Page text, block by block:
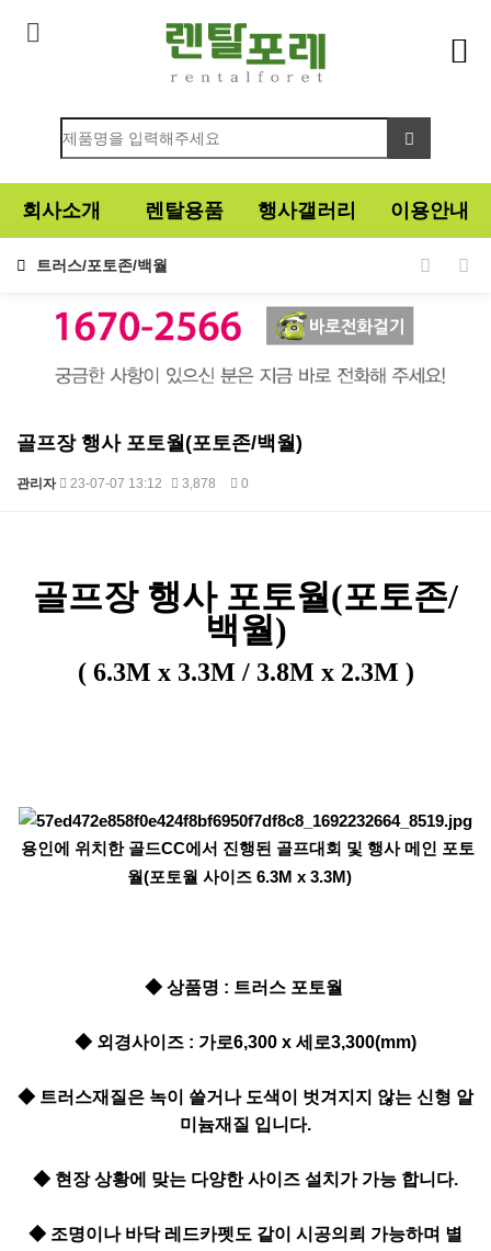
회사소개 렌탈용품 행사갤러리 이용안내
트러스/포토존/백월
골프장 행사 포토월(포토존/백월)
관리자 23-07-07 13:12 3,878 0
골프장 행사 포토월(포토존/
백월)
( 6.3M x 3.3M / 3.8M x 2.3M )
용인에 위치한 골드CC에서 진행된 골프대회 및 행사 메인 포토
월(포토월 사이즈 6.3M x 3.3M)
◆ 상품명 : 트러스 포토월
◆ 외경사이즈 : 가로6,300 x 세로3,300(mm)
◆ 트러스재질은 녹이 쓸거나 도색이 벗겨지지 않는 신형 알
미늄재질 입니다.
◆ 현장 상황에 맞는 다양한 사이즈 설치가 가능 합니다.
◆ 조명이나 바닥 레드카펫도 같이 시공의뢰 가능하며 별